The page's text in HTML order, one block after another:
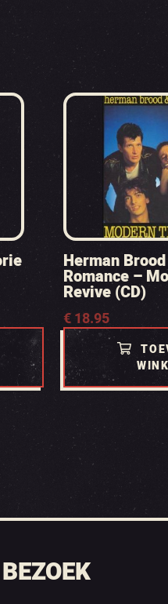
Herman
Romance –
Revive (CD)
€18.95
BEZOEK